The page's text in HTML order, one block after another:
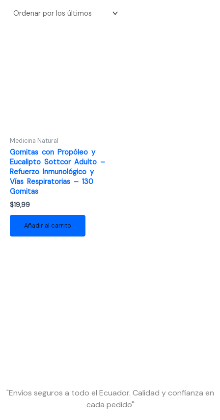
Medicina Natural
Gomitas con Propóleo y
Eucalipto Sottcor Adulto –
Refuerzo Inmunológico y
Vías Respiratorias – 130
Gomitas
$19,99
Añadir al carrito
"Envíos seguros a todo el Ecuador. Calidad y confianza en
cada pedido"